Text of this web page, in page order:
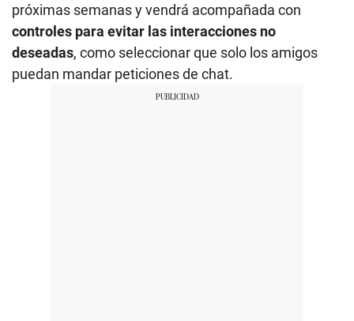
próximas semanas y vendrá acompañada con
controles para evitar las interacciones no
deseadas, como seleccionar que solo los amigos
puedan mandar peticiones de chat.